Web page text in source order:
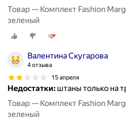
Товар — Комплект Fashion
зеленый
Валентина Скугарова
4 отзыва
15 апреля
Недостатки: штаны только на
Товар — Комплект Fashion
зеленый